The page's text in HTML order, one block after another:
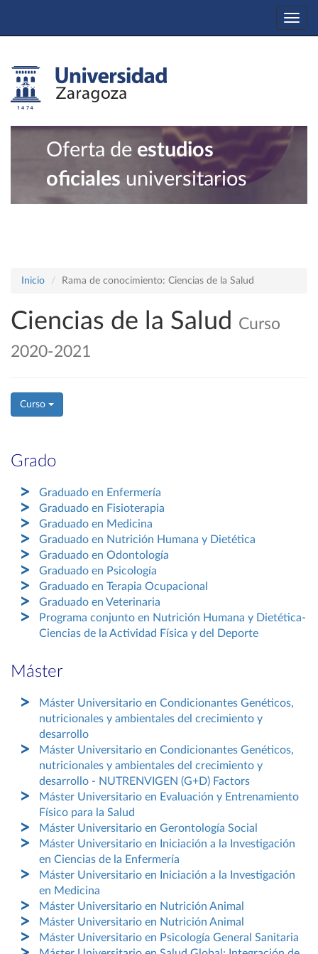
Oferta de estudios
oficiales universitarios
Inicio Rama de conocimiento: Ciencias de la Salud
Ciencias de la Salud
Curso
2020-2021
Curso
Grado
Graduado en Enfermería
Graduado en Fisioterapia
Graduado en Medicina
Graduado en Nutrición Humana y Dietética
Graduado en Odontología
Graduado en Psicología
Graduado en Terapia Ocupacional
Graduado en Veterinaria
Programa conjunto en Nutrición Humana y Dietética-
Ciencias de la Actividad Física y del Deporte
Máster
Máster Universitario en Condicionantes Genéticos,
nutricionales y ambientales del crecimiento y
desarrollo
Máster Universitario en Condicionantes Genéticos,
nutricionales y ambientales del crecimiento y
desarrollo - NUTRENVIGEN (G+D) Factors
Máster Universitario en Evaluación y Entrenamiento
Físico para la Salud
Máster Universitario en Gerontología Social
Máster Universitario en Iniciación a la Investigación
en Ciencias de la Enfermería
Máster Universitario en Iniciación a la Investigación
en Medicina
Máster Universitario en Nutrición Animal
Máster Universitario en Nutrición Animal
Máster Universitario en Psicología General Sanitaria